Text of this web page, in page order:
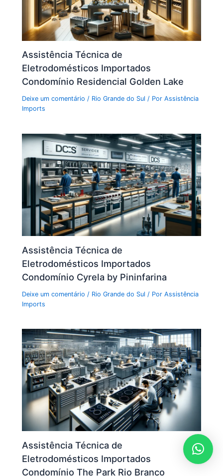
Assistência Técnica de
Eletrodomésticos Importados
Condomínio Residencial Golden Lake
Deixe um comentário / Rio Grande do Sul / PorAssistência
Imports
Assistência Técnica de
Eletrodomésticos Importados
Condomínio Cyrela by Pininfarina
Deixe um comentário / Rio Grande do Sul / PorAssistência
Imports
Assistência Técnica de
Eletrodomésticos Importados
Condomínio The Park Rio Branco